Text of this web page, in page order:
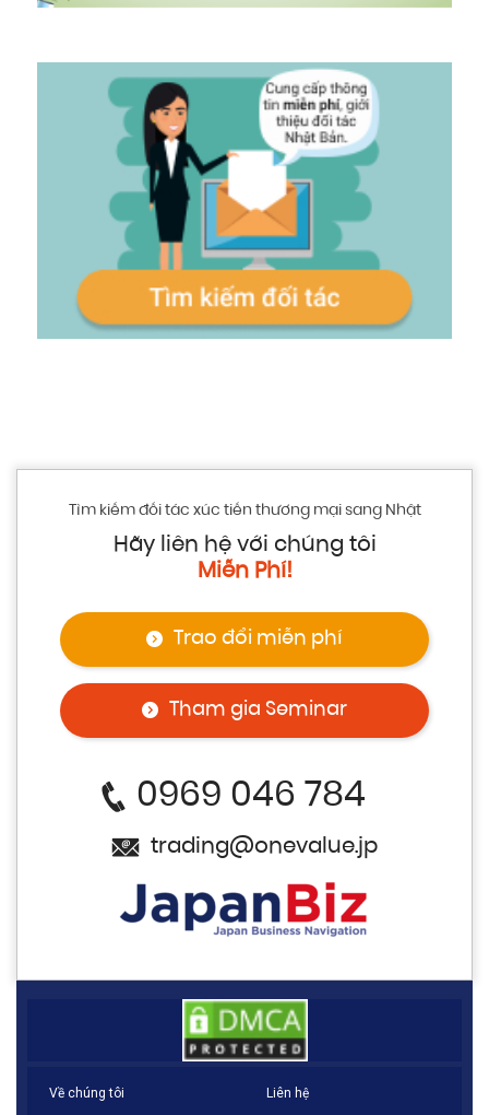
Tìm kiếm đối tác xúc tiến thương mại sang Nhật
Hãy liên hệ với chúng tôi
Miễn Phí!
Trao đổi miễn phí
Tham gia Seminar
0969 046 784
trading@onevalue.jp
Về chúng tôi Liên hệ